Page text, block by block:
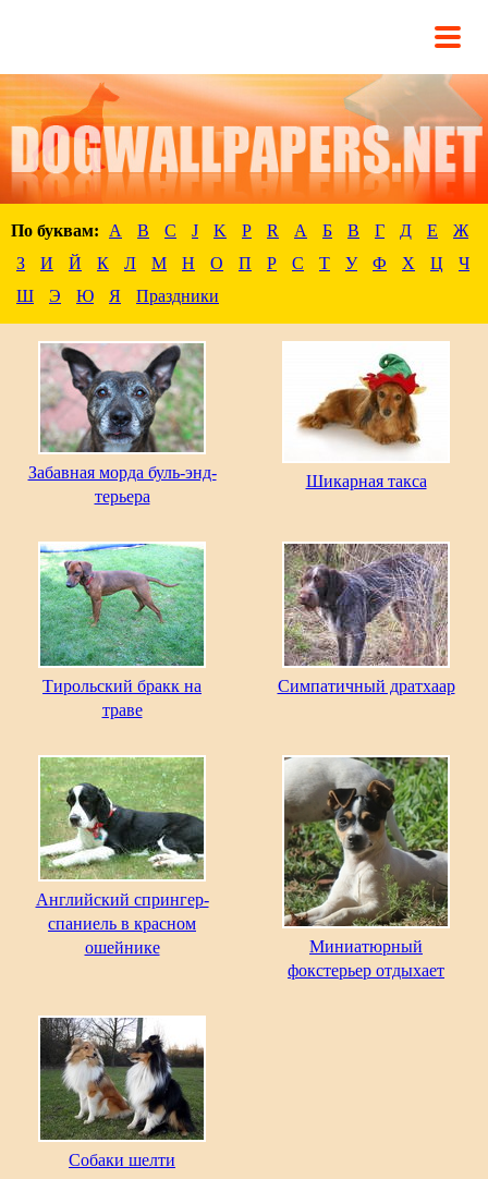
По буквам: A B C J K P R А Б В Г Д Е
Ж
З
И Й К Л М Н О П Р С Т У Ф Х Ц
Ч
Ш
Э Ю Я Праздники
Забавная морда буль-энд-
терьера
Шикарная такса
Тирольский бракк на
траве
Симпатичный дратхаар
Английский спрингер-
спаниель в красном
ошейнике
Миниатюрный
фокстерьер отдыхает
Собаки шелти